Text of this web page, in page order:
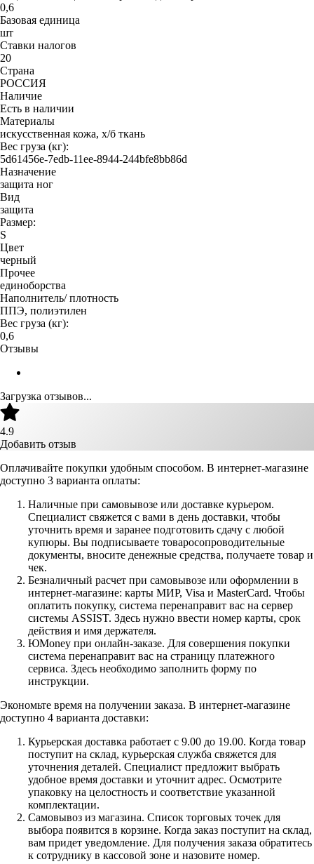
0,6
Базовая единица
шт
Ставки налогов
20
Страна
РОССИЯ
Наличие
Есть в наличии
Материалы
искусственная кожа, х/б ткань
Вес груза (кг):
5d61456e-7edb-11ee-8944-244bfe8bb86d
Назначение
защита ног
Вид
защита
Размер:
S
Цвет
черный
Прочее
единоборства
Наполнитель/ плотность
ППЭ, полиэтилен
Вес груза (кг):
0,6
Отзывы
Загрузка отзывов...
4.9
Добавить отзыв
Оплачивайте покупки удобным способом. В интернет-магазине
доступно 3 варианта оплаты:
Наличные при самовывозе или доставке курьером.
Специалист свяжется с вами в день доставки, чтобы
уточнить время и заранее подготовить сдачу с любой
купюры. Вы подписываете товаросопроводительные
документы, вносите денежные средства, получаете товар и
чек.
Безналичный расчет при самовывозе или оформлении в
интернет-магазине: карты МИР, Visa и MasterCard. Чтобы
оплатить покупку, система перенаправит вас на сервер
системы ASSIST. Здесь нужно ввести номер карты, срок
действия и имя держателя.
ЮMoney при онлайн-заказе. Для совершения покупки
система перенаправит вас на страницу платежного
сервиса. Здесь необходимо заполнить форму по
инструкции.
Экономьте время на получении заказа. В интернет-магазине
доступно 4 варианта доставки:
Курьерская доставка работает с 9.00 до 19.00. Когда товар
поступит на склад, курьерская служба свяжется для
уточнения деталей. Специалист предложит выбрать
удобное время доставки и уточнит адрес. Осмотрите
упаковку на целостность и соответствие указанной
комплектации.
Самовывоз из магазина. Список торговых точек для
выбора появится в корзине. Когда заказ поступит на склад,
вам придет уведомление. Для получения заказа обратитесь
к сотруднику в кассовой зоне и назовите номер.